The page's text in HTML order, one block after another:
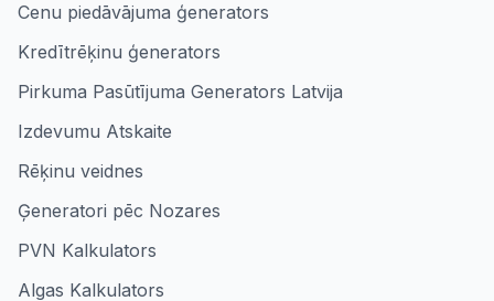
Cenu piedāvājuma ģenerators
Kredītrēķinu ģenerators
Pirkuma Pasūtījuma Generators Latvija
Izdevumu Atskaite
Rēķinu veidnes
Ģeneratori pēc Nozares
PVN Kalkulators
Algas Kalkulators